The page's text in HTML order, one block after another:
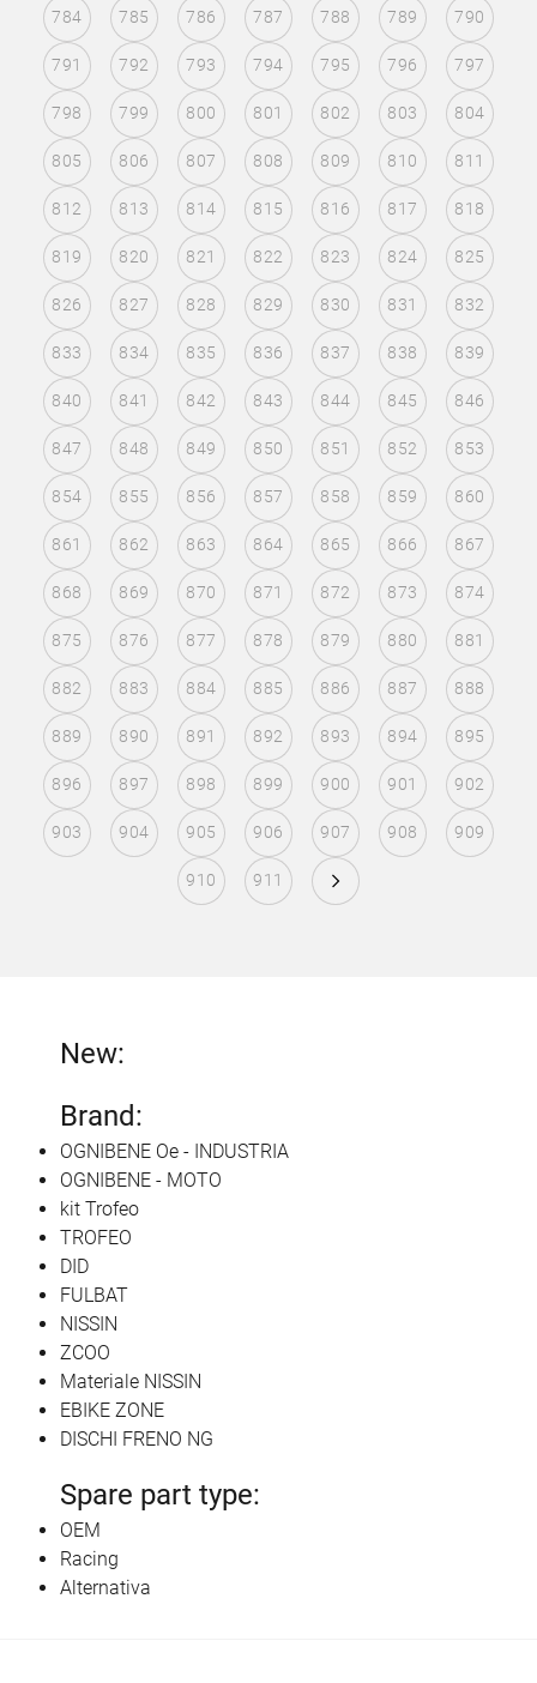
784 785 786 787 788 789 790
791 792 793 794 795 796 797
798 799 800 801 802 803 804
805 806 807 808 809 810 811
812 813 814 815 816 817 818
819 820 821 822 823 824 825
826 827 828 829 830 831 832
833 834 835 836 837 838 839
840 841 842 843 844 845 846
847 848 849 850 851 852 853
854 855 856 857 858 859 860
861 862 863 864 865 866 867
868 869 870 871 872 873 874
875 876 877 878 879 880 881
882 883 884 885 886 887 888
889 890 891 892 893 894 895
896 897 898 899 900 901 902
903 904 905 906 907 908 909
910 911
New:
Brand:
OGNIBENE Oe - INDUSTRIA
OGNIBENE - MOTO
kit Trofeo
TROFEO
DID
FULBAT
NISSIN
ZCOO
Materiale NISSIN
EBIKE ZONE
DISCHI FRENO NG
Spare part type:
OEM
Racing
Alternativa